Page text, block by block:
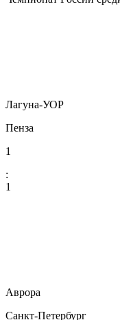
Лагуна-УОР
Пенза
1
:
1
Аврора
Санкт-Петербург